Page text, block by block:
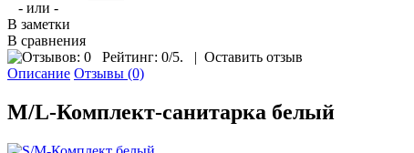
- или -
В заметки
В сравнения
Рейтинг: 0/5. | Оставить отзыв
Описание Отзывы (0)
M/L-Комплект-санитарка белый